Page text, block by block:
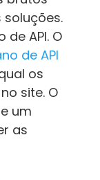
de API. O
de API
os
site. O
um
as